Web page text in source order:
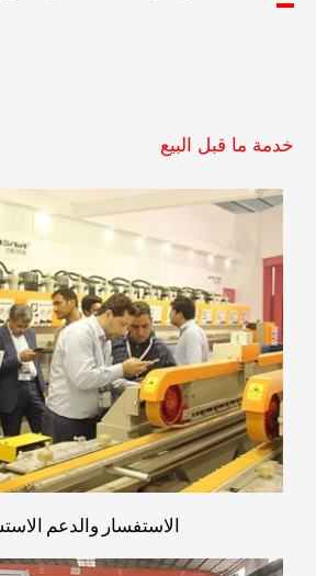
خدمة ما قبل البيع
الاستفسار والدعم